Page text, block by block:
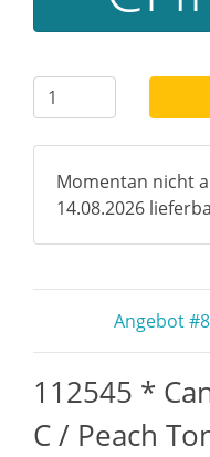
Momentan nicht
14.08.2026
Angebot
112545 *
C / Peach